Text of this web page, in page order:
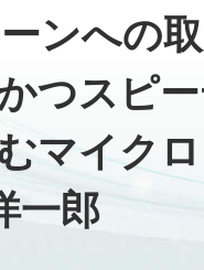
ンへの取
つスピ
マイク
一郎